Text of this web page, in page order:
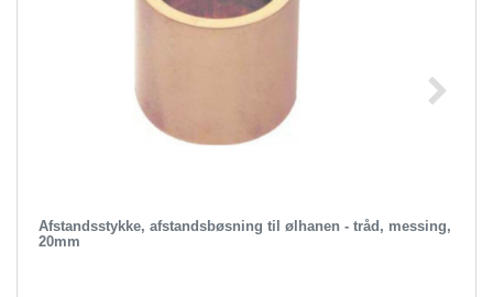
Afstandsstykke, afstandsbøsning til ølhanen - tråd, messing,
20mm